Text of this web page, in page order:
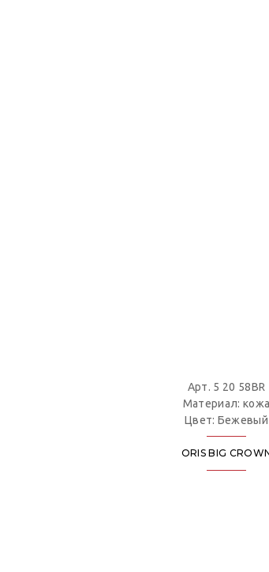
Арт. 5 20 58BR
Материал: кожа
Цвет: Бежевый
ORIS BIG